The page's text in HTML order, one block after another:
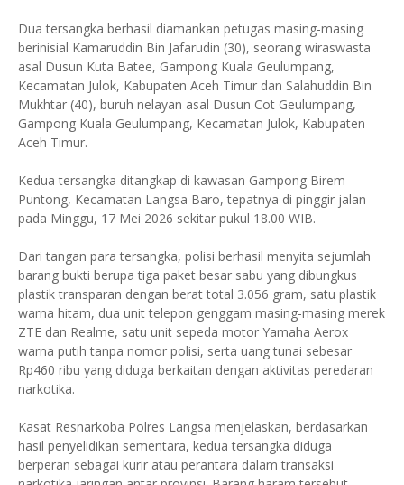
Dua tersangka berhasil diamankan petugas masing-masing
berinisial Kamaruddin Bin Jafarudin (30), seorang wiraswasta
asal Dusun Kuta Batee, Gampong Kuala Geulumpang,
Kecamatan Julok, Kabupaten Aceh Timur dan Salahuddin Bin
Mukhtar (40), buruh nelayan asal Dusun Cot Geulumpang,
Gampong Kuala Geulumpang, Kecamatan Julok, Kabupaten
Aceh Timur.
Kedua tersangka ditangkap di kawasan Gampong Birem
Puntong, Kecamatan Langsa Baro, tepatnya di pinggir jalan
pada Minggu, 17 Mei 2026 sekitar pukul 18.00 WIB.
Dari tangan para tersangka, polisi berhasil menyita sejumlah
barang bukti berupa tiga paket besar sabu yang dibungkus
plastik transparan dengan berat total 3.056 gram, satu plastik
warna hitam, dua unit telepon genggam masing-masing merek
ZTE dan Realme, satu unit sepeda motor Yamaha Aerox
warna putih tanpa nomor polisi, serta uang tunai sebesar
Rp460 ribu yang diduga berkaitan dengan aktivitas peredaran
narkotika.
Kasat Resnarkoba Polres Langsa menjelaskan, berdasarkan
hasil penyelidikan sementara, kedua tersangka diduga
berperan sebagai kurir atau perantara dalam transaksi